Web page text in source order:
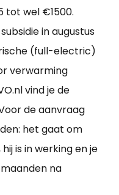
tot wel €1500.
in augustus
(full-electric)
verwarming
vind je de
de aanvraag
het gaat om
is in werking en je
na